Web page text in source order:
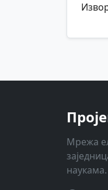
Мрежа
наукама.